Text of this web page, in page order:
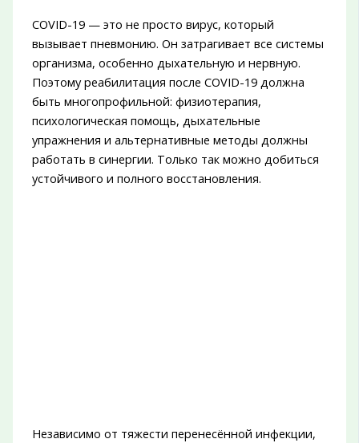
COVID-19 — это не просто вирус, который
вызывает пневмонию. Он затрагивает все системы
организма, особенно дыхательную и нервную.
Поэтому реабилитация после COVID-19 должна
быть многопрофильной: физиотерапия,
психологическая помощь, дыхательные
упражнения и альтернативные методы должны
работать в синергии. Только так можно добиться
устойчивого и полного восстановления.
Независимо от тяжести перенесённой инфекции,